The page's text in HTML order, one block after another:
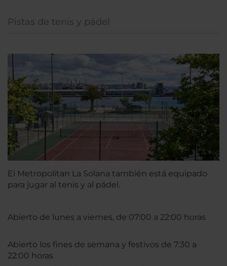
Pistas de tenis y pádel
El Metropolitan La Solana también está equipado
para jugar al tenis y al pádel.
Abierto de lunes a viernes, de 07:00 a 22:00 horas
Abierto los fines de semana y festivos de 7:30 a
22:00 horas